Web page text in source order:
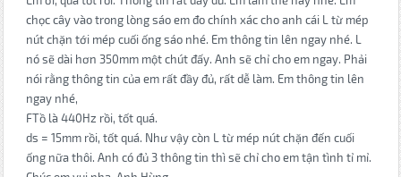
chọc cây vào trong lòng sáo em đo chính xác cho anh cái L từ mép
nút chặn tới mép cuối ống sáo nhé. Em thông tin lên ngay nhé. L
nó sẽ dài hơn 350mm một chút đấy. Anh sẽ chỉ cho em ngay. Phải
nói rằng thông tin của em rất đầy đủ, rất dễ làm. Em thông tin lên
ngay nhé,
FTồ là 440Hz rồi, tốt quá.
ds = 15mm rồi, tốt quá. Như vậy còn L từ mép nút chặn đến cuối
ống nữa thôi. Anh có đủ 3 thông tin thì sẽ chỉ cho em tận tình tỉ mỉ.